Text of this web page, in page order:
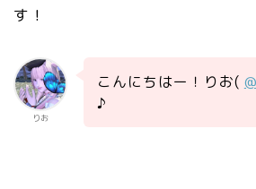
す！
りお
こんにちはー！りお(
♪